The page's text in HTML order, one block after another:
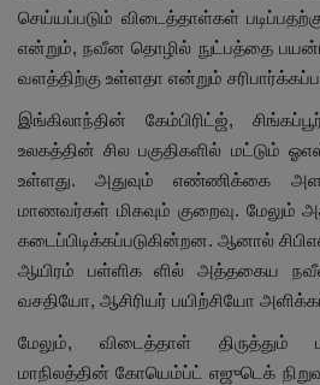
செய்யப்படும் விடைத்தாள்கள்
என்றும், நவீன தொழில் நுட்பத்தை
வளத்திற்கு உள்ளதா என்றும்
இங்கிலாந்தின் கேம்பிரிட்ஜ்,
உலகத்தின் சில பகுதிகளில் மட்டும்
உள்ளது. அதுவும் எண்ணிக்கை
மாணவர்கள் மிகவும் குறைவு. மேலும்
கடைப்பிடிக்கப்படுகின்றன. ஆனால்
ஆயிரம் பள்ளிக ளில் அத்தகைய
வசதியோ, ஆசிரியர் பயிற்சியோ
மேலும், விடைத்தாள் திருத்தும்
மாநிலத்தின் கோயெம்ப்ட் எஜுடெக்